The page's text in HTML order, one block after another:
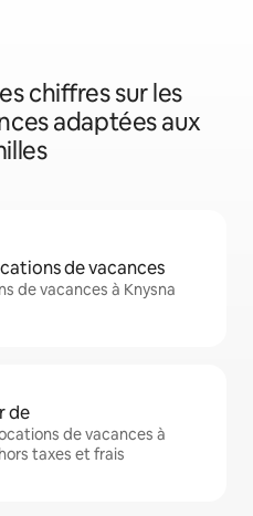
chiffres sur les
adaptées aux
de vacances
de vacances à Knysna
de
de vacances à
taxes et frais